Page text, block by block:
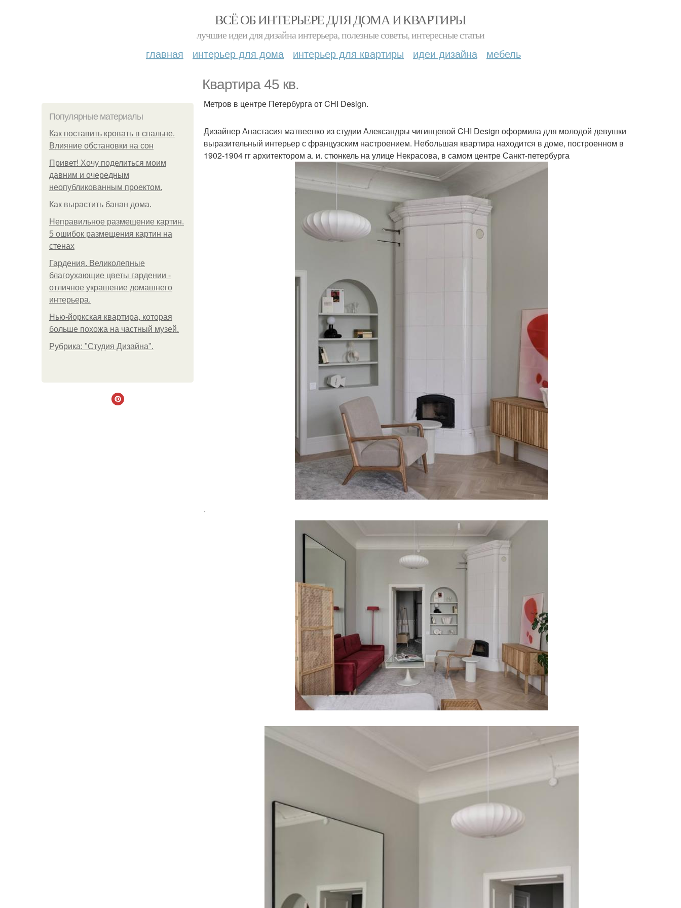
ВСЁ ОБ ИНТЕРЬЕРЕ ДЛЯ ДОМА И КВАРТИРЫ
лучшие идеи для дизайна интерьера, полезные советы, интересные статьи
главная интерьер для дома интерьер для квартиры идеи дизайна мебель
Квартира 45 кв.
Популярные материалы
Как поставить кровать в спальне.
Влияние обстановки на сон
Привет! Хочу поделиться моим
давним и очередным
неопубликованным проектом.
Как вырастить банан дома.
Неправильное размещение картин.
5 ошибок размещения картин на
стенах
Гардения. Великолепные
благоухающие цветы гардении -
отличное украшение домашнего
интерьера.
Нью-йоркская квартира, которая
больше похожа на частный музей.
Рубрика: "Студия Дизайна".
Метров в центре Петербурга от CHI Design.
Дизайнер Анастасия матвеенко из студии Александры чигинцевой CHI Design оформила для молодой девушки
выразительный интерьер с французским настроением. Небольшая квартира находится в доме, построенном в
1902-1904 гг архитектором а. и. стюнкель на улице Некрасова, в самом центре Санкт-петербурга
.